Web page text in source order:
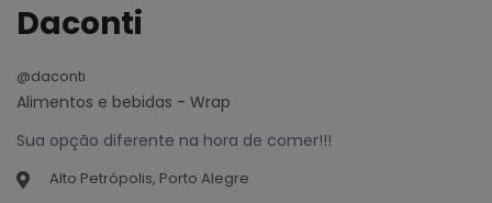
Daconti
@daconti
Alimentos e bebidas - Wrap
Sua opção diferente na hora de comer!!!
Alto Petrópolis, Porto Alegre